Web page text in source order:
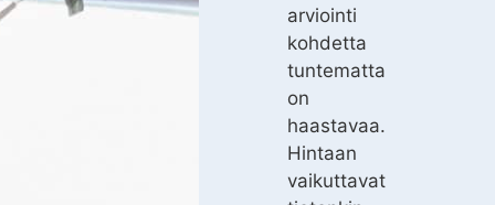
arviointi
kohdetta
tuntematta
on
haastavaa.
Hintaan
vaikuttavat